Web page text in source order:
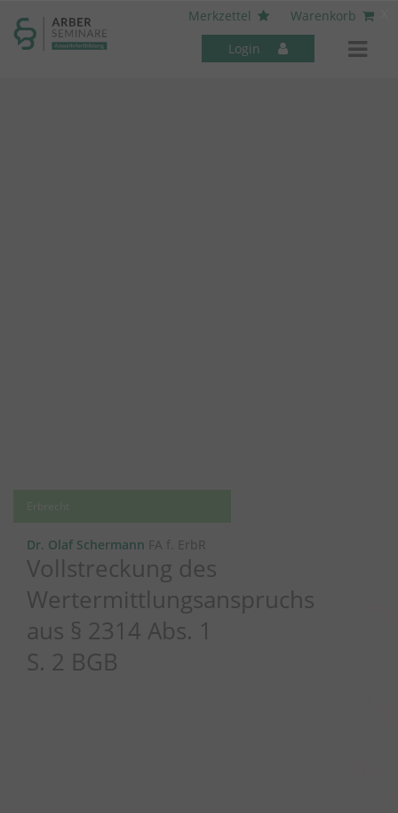
Merkzettel
Warenkorb
Login
Dr. Olaf Schermann FA f. ErbR
Vollstreckung des
Wertermittlungsanspruchs
aus § 2314 Abs. 1
S. 2 BGB